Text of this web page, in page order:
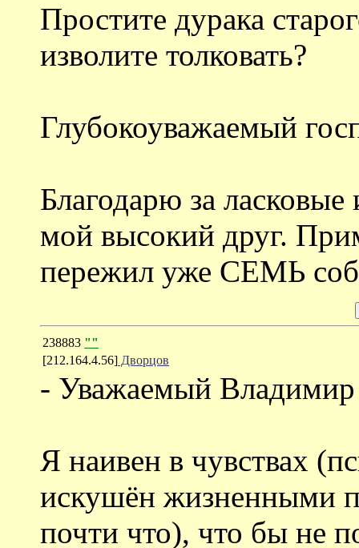
Простите дурака
изволите толковать?
Глубокоуважаемый
Благодарю за
мой высокий друг.
пережил уже СЕМЬ
238883 ""
[212.164.4.56] Дворцов
- Уважаемый
Я наивен в чувствах
искушён жизненными
почти что), что бы не